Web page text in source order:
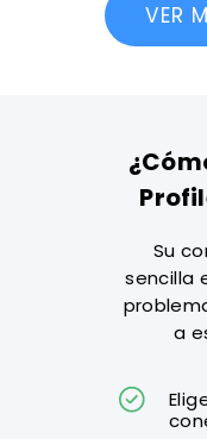
VER
Su
sencilla
a